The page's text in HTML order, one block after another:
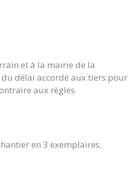
et à la mairie de la
délai accordé aux tiers pour
aux règles
en 3 exemplaires.